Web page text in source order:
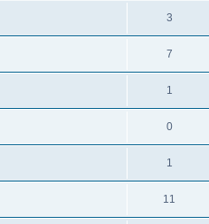
3
7
1
0
1
11